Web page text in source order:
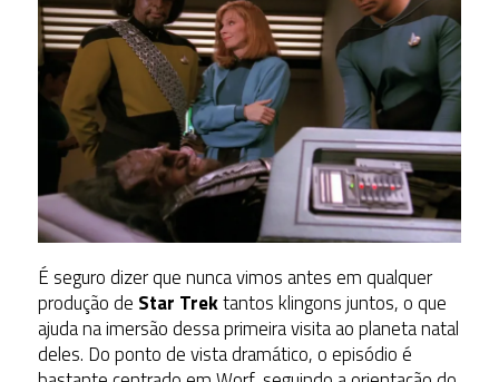
É seguro dizer que nunca vimos antes em qualquer
produção de Star Trektantos klingons juntos, o que
ajuda na imersão dessa primeira visita ao planeta natal
deles. Do ponto de vista dramático, o episódio é